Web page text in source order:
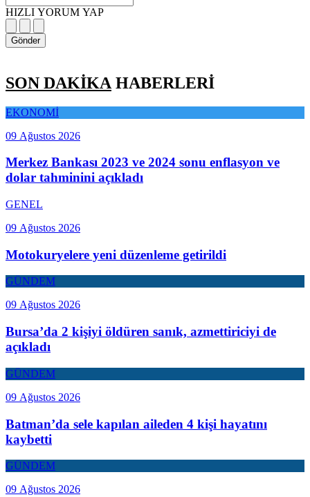
HIZLI YORUM YAP
Gönder
SON DAKİKA HABERLERİ
EKONOMİ
09 Ağustos 2026
Merkez Bankası 2023 ve 2024 sonu enflasyon ve
dolar tahminini açıkladı
GENEL
09 Ağustos 2026
Motokuryelere yeni düzenleme getirildi
GÜNDEM
09 Ağustos 2026
Bursa’da 2 kişiyi öldüren sanık, azmettiriciyi de
açıkladı
GÜNDEM
09 Ağustos 2026
Batman’da sele kapılan aileden 4 kişi hayatını
kaybetti
GÜNDEM
09 Ağustos 2026